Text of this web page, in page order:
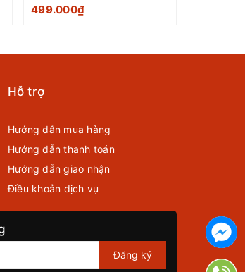
499.000₫
Hỗ trợ
Hướng dẫn mua hàng
Hướng dẫn thanh toán
Hướng dẫn giao nhận
Điều khoản dịch vụ
Đăng ký